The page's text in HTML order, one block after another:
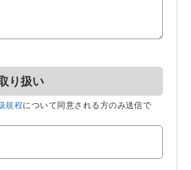
り扱い
規程について同意される方のみ送信で